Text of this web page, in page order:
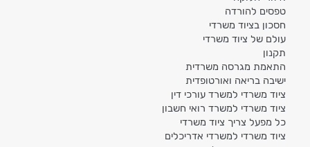
טפסים להורדה
חסכון בציוד משרדי
עולם של ציוד משרדי
תקנון
התאמת מגרסה משרדית
ישיבה בריאה ואורטופדית
ציוד משרדי למשרד עורכי דין
ציוד משרדי למשרד רואי חשבון
כל מפעל צריך ציוד משרדי
ציוד משרדי למשרדי אדריכלים